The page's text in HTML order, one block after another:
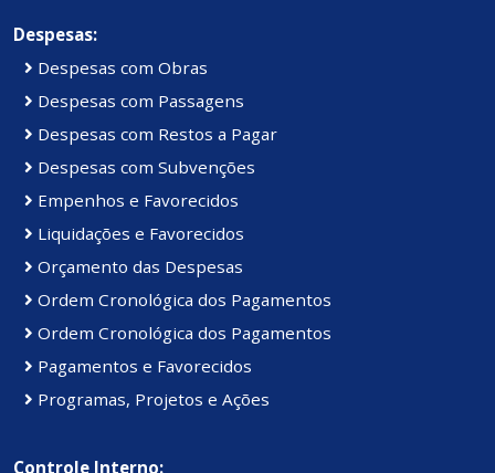
Despesas:
Despesas com Obras
Despesas com Passagens
Despesas com Restos a Pagar
Despesas com Subvenções
Empenhos e Favorecidos
Liquidações e Favorecidos
Orçamento das Despesas
Ordem Cronológica dos Pagamentos
Ordem Cronológica dos Pagamentos
Pagamentos e Favorecidos
Programas, Projetos e Ações
Controle Interno: